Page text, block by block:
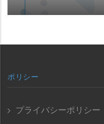
ポリシー
プライバシーポリシー